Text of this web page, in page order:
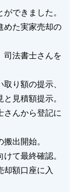
できました。
めた実家売却の
司法書士さんを
り額の提示、
見積額提示。
さんから登記に
出開始。
て最終確認。
却額口座に入